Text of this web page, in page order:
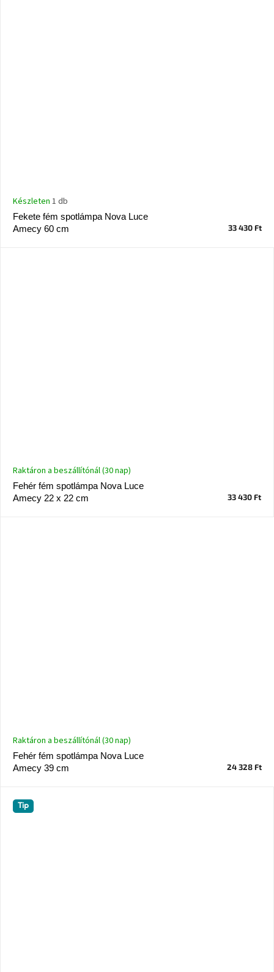
Fekete fém spotlámpa Nova Luce
Amecy 60 cm
Készleten 1 db
33 430 Ft
Fehér fém spotlámpa Nova Luce
Amecy 22 x 22 cm
Raktáron a beszállítónál (30 nap)
33 430 Ft
Fehér fém spotlámpa Nova Luce
Amecy 39 cm
Raktáron a beszállítónál (30 nap)
24 328 Ft
Tip